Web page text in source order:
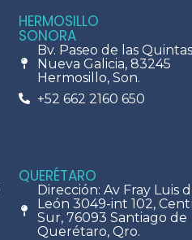
HERMOSILLO
SONORA
Bv. Paseo de las Quintas
Nueva Galicia, 83245
Hermosillo, Son.
+52 662 2160 650
QUERÉTARO
Dirección: Av Fray Luis
León 3049-int 102,
Sur, 76093 Santiago de
Querétaro, Qro.